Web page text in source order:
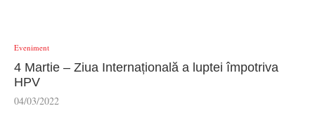
Eveniment
4 Martie – Ziua Internațională a luptei împotriva
HPV
04/03/2022